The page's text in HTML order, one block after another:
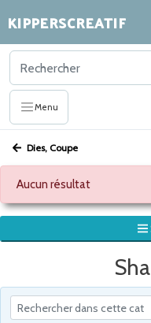
KIPPERSCREATIF
Menu
Dies, Coupe
Aucun résultat